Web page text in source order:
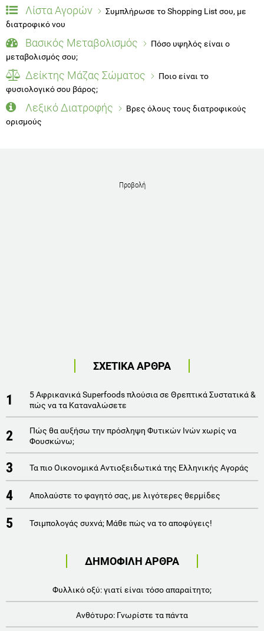
Λίστα Αγορών
Συμπλήρωσε το Shopping List σου, με
διατροφικό νου
Βασικός Μεταβολισμός
Πόσο υψηλός είναι ο
μεταβολισμός σου;
Δείκτης Μάζας Σώματος
Ποιο είναι το
φυσιολογικό σου βάρος;
Λεξικό Διατροφής
Βρες όλους τους διατροφικούς
ορισμούς
Προβολή
ΣΧΕΤΙΚΑ ΑΡΘΡΑ
1
5 Αφρικανικά Superfoods πλούσια σε Θρεπτικά Συστατικά &
πώς να τα Καταναλώσετε
2
Πώς θα αυξήσω την πρόσληψη Φυτικών Ινών χωρίς να
Φουσκώνω;
3 Τα πιο Οικονομικά Αντιοξειδωτικά της Ελληνικής Αγοράς
4 Απολαύστε το φαγητό σας, με λιγότερες θερμίδες
5 Τσιμπολογάς συχνά; Μάθε πώς να το αποφύγεις!
ΔΗΜΟΦΙΛΗ ΑΡΘΡΑ
Φυλλικό οξύ: γιατί είναι τόσο απαραίτητο;
Ανθότυρο: Γνωρίστε τα πάντα